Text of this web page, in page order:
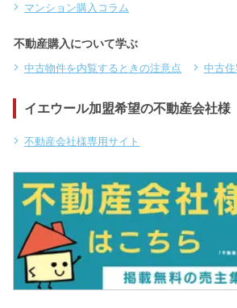
マンション購入コラム
不動産購入について学ぶ
中古物件を内覧するときの注意点 中古
イエウール加盟希望の不動産会社様
不動産会社様専用サイト